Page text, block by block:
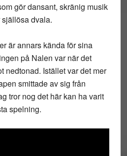
gör dansant, skränig musik
dvala.
är annars kända för sina
på Nalen var när det
nedtonad. Istället var det mer
smittade av sig från
tror nog det här kan ha varit
spelning.